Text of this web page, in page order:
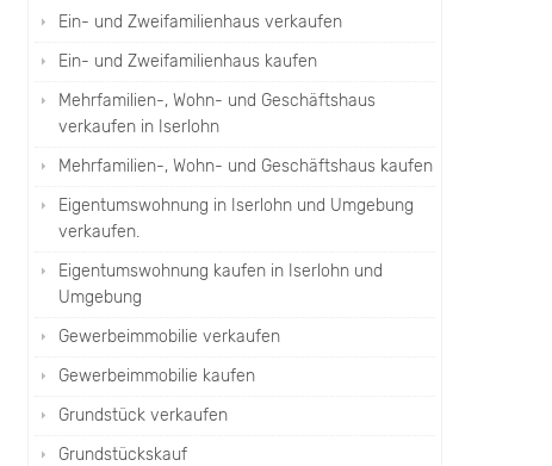
Einfamilienhaus Hemer am
Entwicklungspotenzial
Hemer | Einfamilienhaus -
Einfamilienhaus Hemer
256000 EUR
Zimmer
DETAILS ANSCHAUEN »
Zweifamilienhaus in Hemer auf
Einfamilienhaus Hemer -
Zweifamilienhaus Hemer
Auf
Ein- und Zweifamilienhaus verkaufen
Ein- und Zweifamilienhaus kaufen
Mehrfamilien-, Wohn- und Geschäftshaus
verkaufen in Iserlohn
Mehrfamilien-, Wohn- und Geschäftshaus kaufen
Eigentumswohnung in Iserlohn und Umgebung
verkaufen.
Eigentumswohnung kaufen in Iserlohn und
Umgebung
Gewerbeimmobilie verkaufen
Gewerbeimmobilie kaufen
Grundstück verkaufen
Grundstückskauf